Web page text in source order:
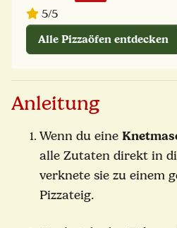
5/5
Alle Pizzaöfen entdecken
Anleitung
Wenn du eine
alle Zutaten direkt in
verknete sie zu einem
Pizzateig.